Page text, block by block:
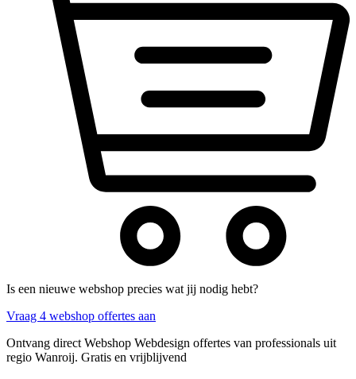
Is een nieuwe webshop precies wat jij nodig hebt?
Vraag 4 webshop offertes aan
Ontvang direct Webshop Webdesign offertes van professionals uit
regio Wanroij. Gratis en vrijblijvend